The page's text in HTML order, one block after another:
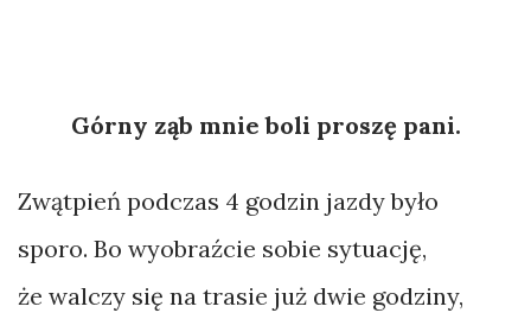
Górny ząb mnie boli proszę pani.
Zwątpień podczas 4 godzin jazdy było
sporo. Bo wyobraźcie sobie sytuację,
że walczy się na trasie już dwie godziny,